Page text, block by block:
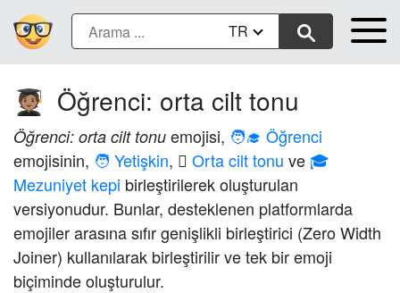
TR
🧑🏽‍🎓 Öğrenci: orta cilt tonu
Öğrenci: orta cilt tonu emojisi, 🧑‍🎓 Öğrenci
emojisinin, 🧑 Yetişkin, 🏽 Orta cilt tonu ve 🎓
Mezuniyet kepi birleştirilerek oluşturulan
versiyonudur. Bunlar, desteklenen platformlarda
emojiler arasına sıfır genişlikli birleştirici (Zero Width
Joiner) kullanılarak birleştirilir ve tek bir emoji
biçiminde oluşturulur.